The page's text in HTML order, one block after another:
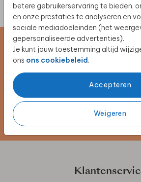
betere gebruikerservaring te bieden,
en onze prestaties te analyseren en
sociale mediadoeleinden (het
gepersonaliseerde advertenties).
Je kunt jouw toestemming altijd
ons ons cookiebeleid.
Accepteren
Weigeren
Schrijf je in voor de
Blijf op de hoogte van alle nieuwe
unieke samenwerkingen!